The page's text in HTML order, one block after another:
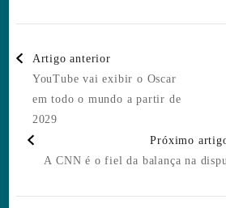
Post
Navigation
Artigo anterior
YouTube vai exibir o Oscar
em todo o mundo a partir de
2029
Próximo
A CNN é o fiel da balança na